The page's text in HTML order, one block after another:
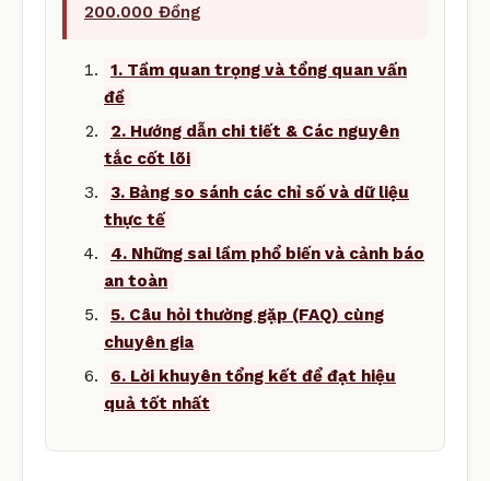
200.000 Đồng
1. Tầm quan trọng và tổng quan vấn
đề
2. Hướng dẫn chi tiết & Các nguyên
tắc cốt lõi
3. Bảng so sánh các chỉ số và dữ liệu
thực tế
4. Những sai lầm phổ biến và cảnh báo
an toàn
5. Câu hỏi thường gặp (FAQ) cùng
chuyên gia
6. Lời khuyên tổng kết để đạt hiệu
quả tốt nhất